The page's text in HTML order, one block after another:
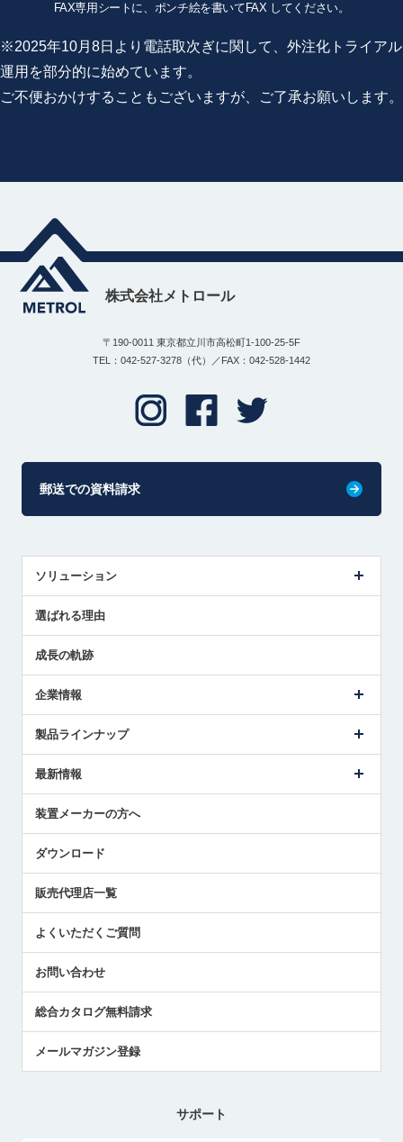
FAX専用シートに、ポンチ絵を書いてFAX してください。
※2025年10月8日より電話取次ぎに関して、外注化トライアル
運用を部分的に始めています。
ご不便おかけすることもございますが、ご了承お願いします。
株式会社メトロール
〒190-0011 東京都立川市高松町1-100-25-5F
TEL：042-527-3278（代）／FAX：042-528-1442
郵送での資料請求
ソリューション
解決策提案
選ばれる理由
成長の軌跡
企業情報
ごあいさつ
受賞履歴
採用情報
国/地域/言語
製品ラインナップ
ツールセッタ製品
エアマイクロセンサ製品
最新情報
メトロールの技術
社員ブログ
中小企業のBCP地震対策
センサのテクニカルガイド
社長ブログ
装置メーカーの方へ
ダウンロード
販売代理店一覧
よくいただくご質問
お問い合わせ
総合カタログ無料請求
メールマガジン登録
サポート